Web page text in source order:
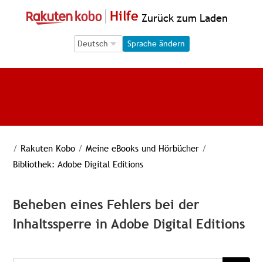
Hilfe Zurück zum Laden
Language Selection
Language Selection
Sprache ändern
/ Rakuten Kobo / Meine eBooks und Hörbücher /
Bibliothek: Adobe Digital Editions
Beheben eines Fehlers bei der
Inhaltssperre in Adobe Digital Editions